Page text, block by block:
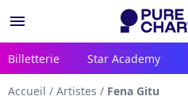
menu
Billetterie Star Academy
Accueil / Artistes / Fena Gitu